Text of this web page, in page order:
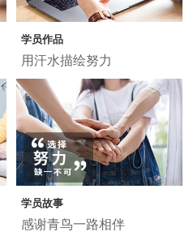
学员作品
用汗水描绘努力
学员故事
感谢青鸟一路相伴